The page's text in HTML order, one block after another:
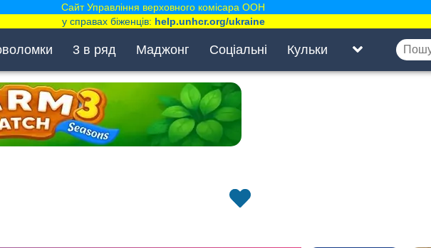
3 в ряд Маджонг Соціальні Кульки
Сайт Управління верховного комісара ООН
у справах біженців: help.unhcr.org/ukraine